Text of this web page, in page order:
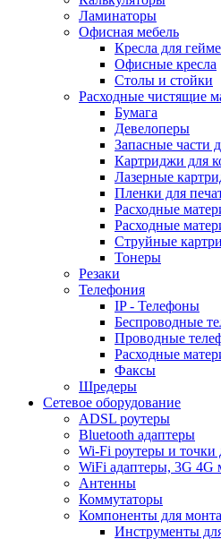
Ламинаторы
Офисная мебель
Кресла для
Офисные кресла
Столы и стойки
Расходные чистящие
Бумага
Девелоперы
Запасные части
Картриджи для
Лазерные
Пленки для
Расходные
Расходные
Струйные
Тонеры
Резаки
Телефония
IP - Телефоны
Беспроводные
Проводные
Расходные
Факсы
Шредеры
Сетевое оборудование
ADSL роутеры
Bluetooth адаптеры
Wi-Fi роутеры и точки
WiFi адаптеры, 3G 4G
Антенны
Коммутаторы
Компоненты для
Инструменты